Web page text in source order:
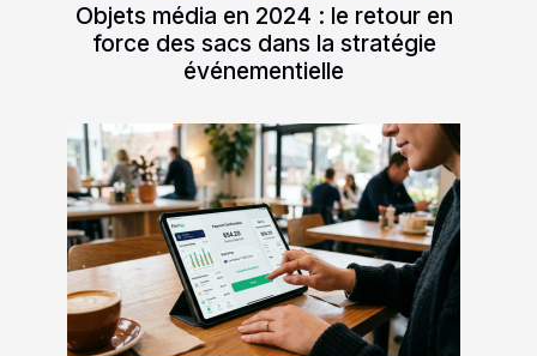
Objets média en 2024 : le retour en
force des sacs dans la stratégie
événementielle